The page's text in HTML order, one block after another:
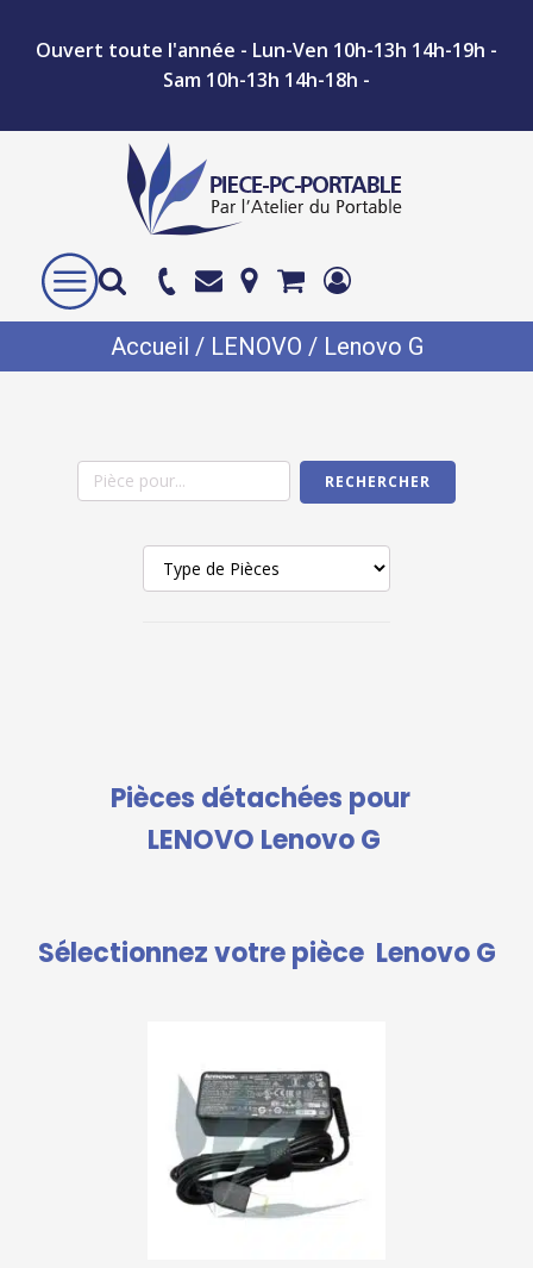
Ouvert toute l'année - Lun-Ven 10h-13h 14h-19h -
Sam 10h-13h 14h-18h -
Accueil / LENOVO / Lenovo G
RECHERCHER
Pièces détachées pour
LENOVO Lenovo G
Sélectionnez votre pièce Lenovo G